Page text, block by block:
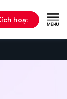
hoạt